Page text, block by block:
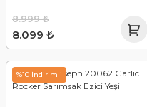
8.099 ₺
8.999 ₺
%10 İndirimli